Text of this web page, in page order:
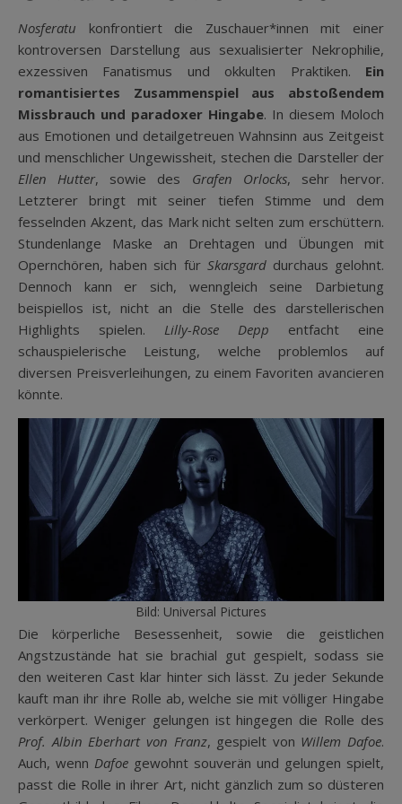
Nosferatu konfrontiert die Zuschauer*innen mit einer
kontroversen Darstellung aus sexualisierter Nekrophilie,
exzessiven Fanatismus und okkulten Praktiken. Ein
romantisiertes Zusammenspiel aus abstoßendem
Missbrauch und paradoxer Hingabe. In diesem Moloch
aus Emotionen und detailgetreuen Wahnsinn aus Zeitgeist
und menschlicher Ungewissheit, stechen die Darsteller der
Ellen Hutter, sowie des Grafen Orlocks, sehr hervor.
Letzterer bringt mit seiner tiefen Stimme und dem
fesselnden Akzent, das Mark nicht selten zum erschüttern.
Stundenlange Maske an Drehtagen und Übungen mit
Opernchören, haben sich für Skarsgarddurchaus gelohnt.
Dennoch kann er sich, wenngleich seine Darbietung
beispiellos ist, nicht an die Stelle des darstellerischen
Highlights spielen. Lilly-Rose Depp entfacht eine
schauspielerische Leistung, welche problemlos auf
diversen Preisverleihungen, zu einem Favoriten avancieren
könnte.
Bild: Universal Pictures
Die körperliche Besessenheit, sowie die geistlichen
Angstzustände hat sie brachial gut gespielt, sodass sie
den weiteren Cast klar hinter sich lässt. Zu jeder Sekunde
kauft man ihr ihre Rolle ab, welche sie mit völliger Hingabe
verkörpert. Weniger gelungen ist hingegen die Rolle des
Prof. Albin Eberhart von Franz, gespielt von Willem Dafoe.
Auch, wenn Dafoe gewohnt souverän und gelungen spielt,
passt die Rolle in ihrer Art, nicht gänzlich zum so düsteren